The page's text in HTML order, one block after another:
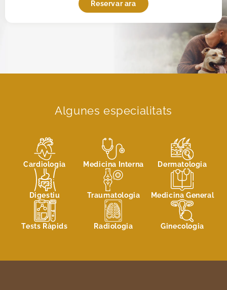
Reservar ara
Algunes especialitats
Cardiologia Medicina Interna Dermatologia
Digestiu Traumatologia Medicina General
Tests Ràpids Radiologia Ginecologia